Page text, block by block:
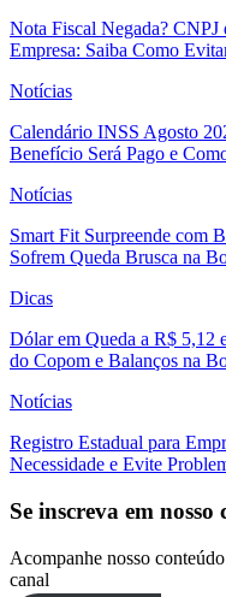
Nota Fiscal Negada? CNPJ
Empresa: Saiba Como
Notícias
Calendário INSS Agosto
Benefício Será Pago e
Notícias
Smart Fit Surpreende com
Sofrem Queda Brusca na
Dicas
Dólar em Queda a R$ 5,12
do Copom e Balanços na
Notícias
Registro Estadual para
Necessidade e Evite
Se inscreva em
Acompanhe nosso
canal